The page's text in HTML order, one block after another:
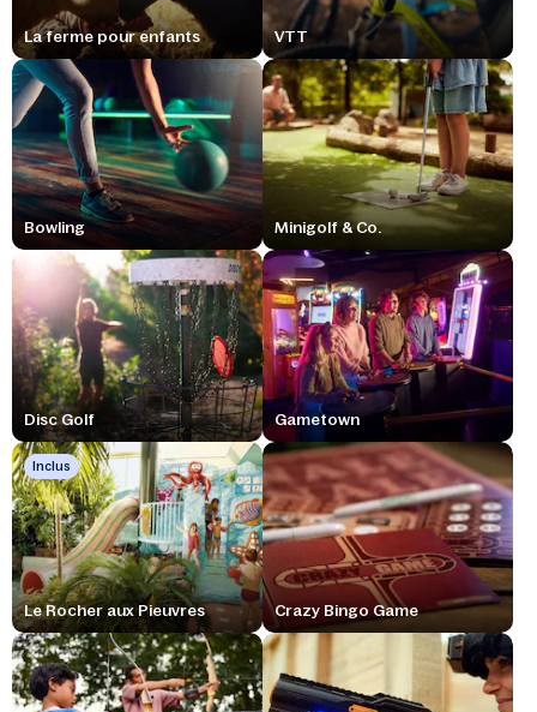
La ferme pour enfants VTT
Bowling Minigolf & Co.
Disc Golf Gametown
Inclus
Le Rocher aux Pieuvres Crazy Bingo Game